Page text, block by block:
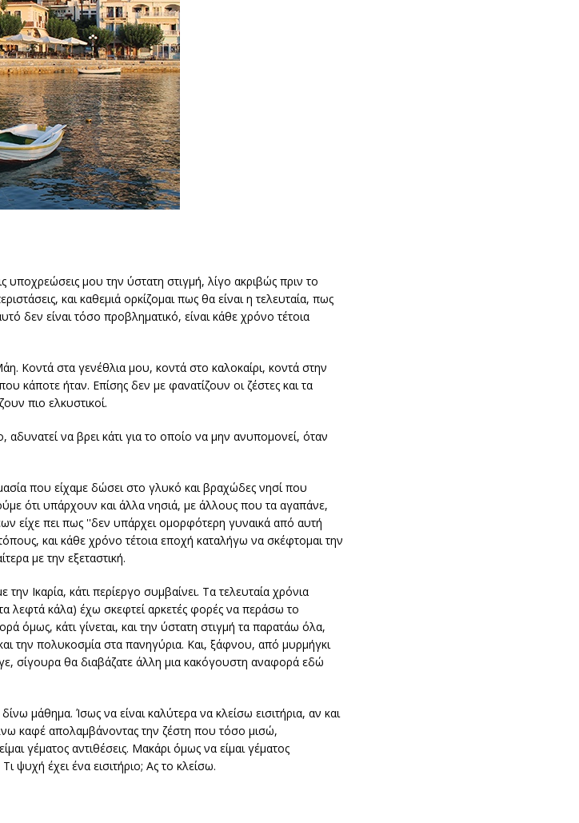
μου την ύστατη στιγμή, λίγο ακριβώς πριν το
και καθεμιά ορκίζομαι πως θα είναι η τελευταία, πως
είναι τόσο προβληματικό, είναι κάθε χρόνο τέτοια
Κοντά στα γενέθλια μου, κοντά στο καλοκαίρι, κοντά στην
κάποτε ήταν. Επίσης δεν με φανατίζουν οι ζέστες και τα
πιο ελκυστικοί.
να βρει κάτι για το οποίο να μην ανυπομονεί, όταν
που είχαμε δώσει στο γλυκό και βραχώδες νησί που
ότι υπάρχουν και άλλα νησιά, με άλλους που τα αγαπάνε,
είχε πει πως ''δεν υπάρχει ομορφότερη γυναικά από αυτή
και κάθε χρόνο τέτοια εποχή καταλήγω να σκέφτομαι την
με την εξεταστική.
Ικαρία, κάτι περίεργο συμβαίνει. Τα τελευταία χρόνια
λεφτά κάλα) έχω σκεφτεί αρκετές φορές να περάσω το
όμως, κάτι γίνεται, και την ύστατη στιγμή τα παρατάω όλα,
την πολυκοσμία στα πανηγύρια. Και, ξάφνου, από μυρμήγκι
σίγουρα θα διαβάζατε άλλη μια κακόγουστη αναφορά εδώ
μάθημα. Ίσως να είναι καλύτερα να κλείσω εισιτήρια, αν και
καφέ απολαμβάνοντας την ζέστη που τόσο μισώ,
γέματος αντιθέσεις. Μακάρι όμως να είμαι γέματος
ψυχή έχει ένα εισιτήριο; Ας το κλείσω.